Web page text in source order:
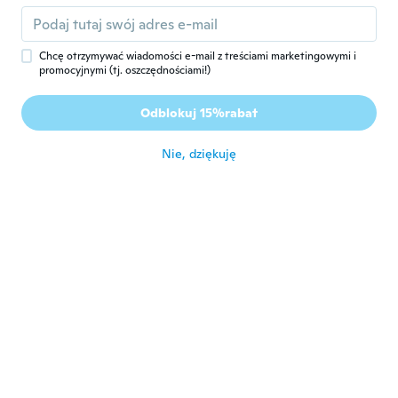
Rok dołączenia 2017 · 42 opinie
około 7 roku temu
V Valcirleia
Rok dołączenia 2018 · 11 opinie · 4 przesłane
Chcę otrzymywać wiadomości e-mail z treściami marketingowymi i
promocyjnymi (tj. oszczędnościami!)
Odblokuj 15%rabat
Nie, dziękuję